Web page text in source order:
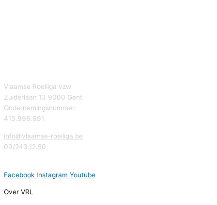
Vlaamse Roeiliga vzw
Zuiderlaan 13 9000 Gent
Ondernemingsnummer:
413.996.691
info@vlaamse-roeiliga.be
09/243.12.50
Facebook Instagram Youtube
Over VRL